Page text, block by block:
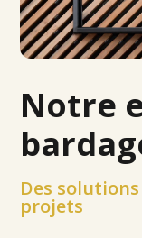
Notre
Des
projets